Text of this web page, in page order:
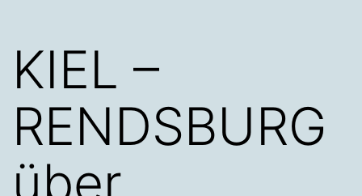
KIEL –
RENDSBURG
über